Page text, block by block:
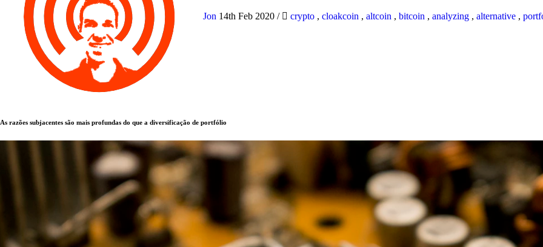
Jon 14th Feb 2020 / crypto , cloakcoin , altcoin , bitcoin , analyzing , alternative ,
As razões subjacentes são mais profundas do que a diversificação de portfólio